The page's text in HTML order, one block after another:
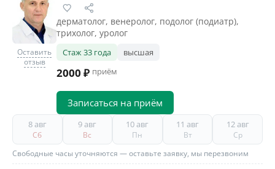
Оставить
отзыв
дерматолог, венеролог, подолог (подиатр),
трихолог, уролог
Стаж 33 года высшая
2000 ₽ приём
Записаться на приём
8 авг
Сб
9 авг
Вс
10 авг
Пн
11 авг
Вт
12 авг
Ср
Свободные часы уточняются — оставьте заявку, мы перезвоним